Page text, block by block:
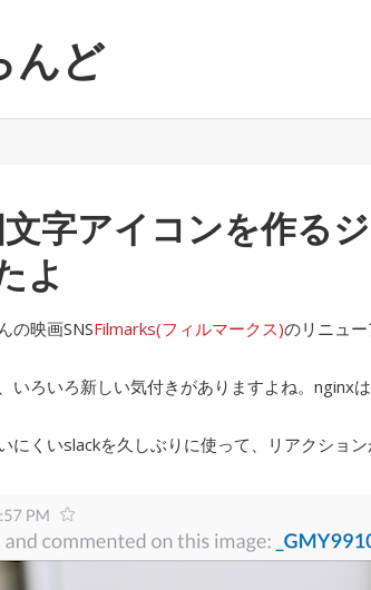
んど
字アイコンを作る
よ
の映画SNSFilmarks(フィルマークス)のリニュ
いろいろ新しい気付きがありますよね。nginx
にくいslackを久しぶりに使って、リアクショ